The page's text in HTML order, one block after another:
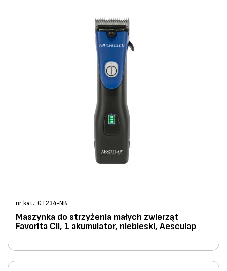
nr kat.: GT234-NB
Maszynka do strzyżenia małych zwierząt
Favorita Cli, 1 akumulator, niebieski, Aesculap